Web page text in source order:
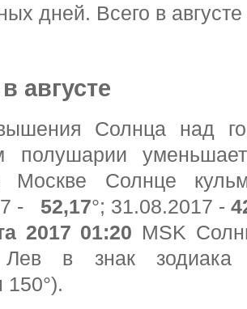
дней. Всего в
августе
Солнца над
полушарии
Москве Солнце
- 52,17°; 31.08.2017 -
2017 01:20 MSK
Лев в знак зодиака